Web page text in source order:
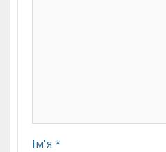
Ім'я *